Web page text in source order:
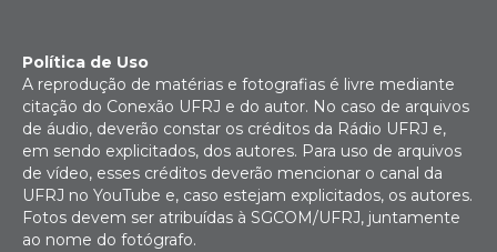
Política de Uso
A reprodução de matérias e fotografias é livre mediante
citação do Conexão UFRJ e do autor. No caso de arquivos
de áudio, deverão constar os créditos da Rádio UFRJ e,
em sendo explicitados, dos autores. Para uso de arquivos
de vídeo, esses créditos deverão mencionar o canal da
UFRJ no YouTube e, caso estejam explicitados, os autores.
Fotos devem ser atribuídas à SGCOM/UFRJ, juntamente
ao nome do fotógrafo.